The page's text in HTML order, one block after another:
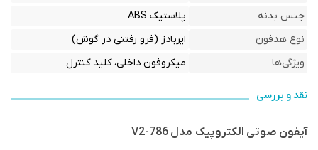
جنس بدنه
پلاستیک ABS
نوع هدفون
ایربادز (فرو رفتنی در گوش)
ویژگی‌ها
میکروفون داخلی، کلید کنترل
نقد و بررسی
آیفون صوتی الکتروپیک مدل V2-786